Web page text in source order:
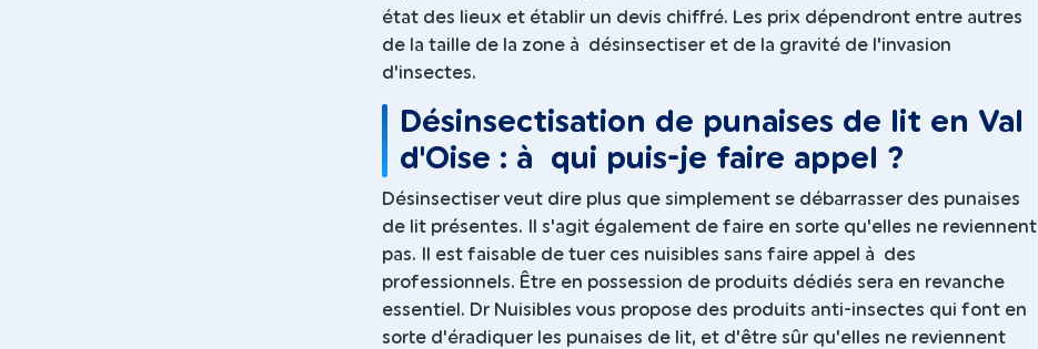
état des lieux et établir un devis chiffré. Les prix dépendront entre autres
de la taille de la zone à désinsectiser et de la gravité de l'invasion
d'insectes.
Désinsectisation de punaises de lit en Val
d'Oise : à qui puis-je faire appel ?
Désinsectiser veut dire plus que simplement se débarrasser des punaises
de lit présentes. Il s'agit également de faire en sorte qu'elles ne reviennent
pas. Il est faisable de tuer ces nuisibles sans faire appel à des
professionnels. Être en possession de produits dédiés sera en revanche
essentiel. Dr Nuisibles vous propose des produits anti-insectes qui font en
sorte d'éradiquer les punaises de lit, et d'être sûr qu'elles ne reviennent